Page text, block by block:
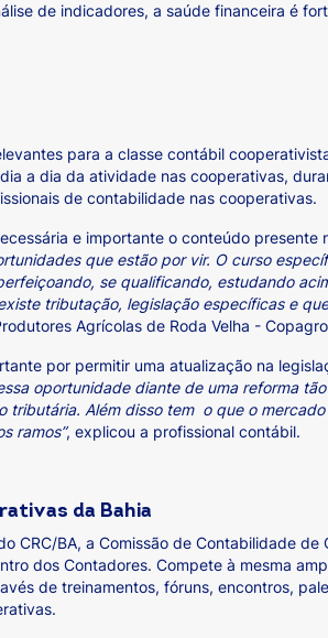
de indicadores, a saúde financeira é
para a classe contábil
a dia da atividade nas cooperativas,
de contabilidade nas cooperativas.
e importante o conteúdo presente
que estão por vir. O curso
se qualificando, estudando
tributação, legislação específicas e
Agrícolas de Roda Velha -
por permitir uma atualização na
oportunidade diante de uma reforma
tributária. Além disso tem o que o
ramos”, explicou a profissional contábil.
da Bahia
CRC/BA, a Comissão de Contabilidade
dos Contadores. Compete à mesma
de treinamentos, fóruns, encontros,